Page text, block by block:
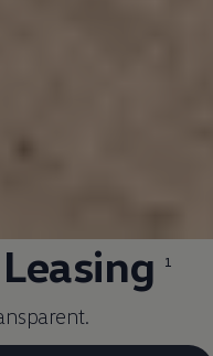
Leasing 1